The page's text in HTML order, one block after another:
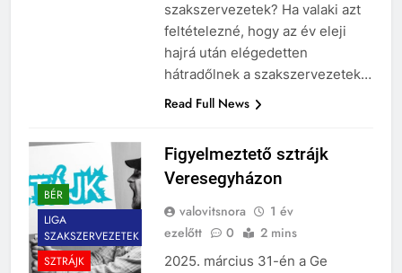
szakszervezetek? Ha valaki azt
feltételezné, hogy az év eleji
hajrá után elégedetten
hátradőlnek a szakszervezetek…
Read Full News
BÉR
LIGA
SZAKSZERVEZETEK
SZTRÁJK
Figyelmeztető sztrájk
Veresegyházon
valovitsnora
1 év
ezelőtt
0 2 mins
2025. március 31-én a Ge